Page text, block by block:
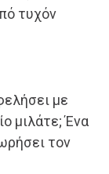
τυχόν
με
μιλάτε; Ένα
τον